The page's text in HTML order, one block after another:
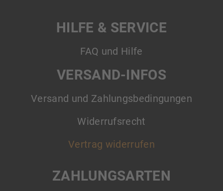
HILFE & SERVICE
FAQ und Hilfe
VERSAND-INFOS
Versand und Zahlungsbedingungen
Widerrufsrecht
Vertrag widerrufen
ZAHLUNGSARTEN